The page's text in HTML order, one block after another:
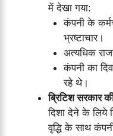
में देखा गया:
कंपनी के
भ्रष्टाचार।
अत्यधिक
कंपनी का
रहे थे।
ब्रिटिश सरकार
दिशा देने के लिये
वृद्धि के साथ